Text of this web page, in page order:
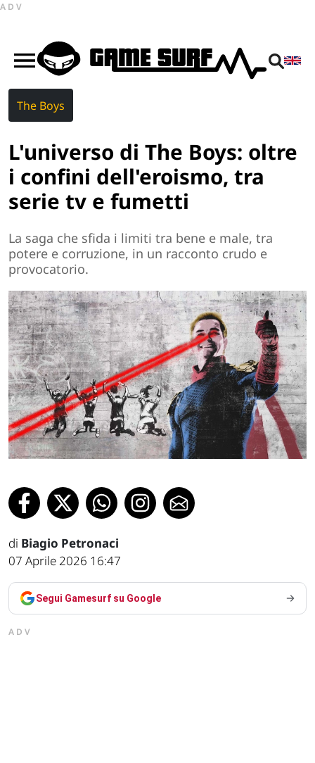
ADV
The Boys
L'universo di The Boys: oltre
i confini dell'eroismo, tra
serie tv e fumetti
La saga che sfida i limiti tra bene e male, tra
potere e corruzione, in un racconto crudo e
provocatorio.
di Biagio Petronaci
07 Aprile 2026 16:47
Segui Gamesurf su Google
ADV